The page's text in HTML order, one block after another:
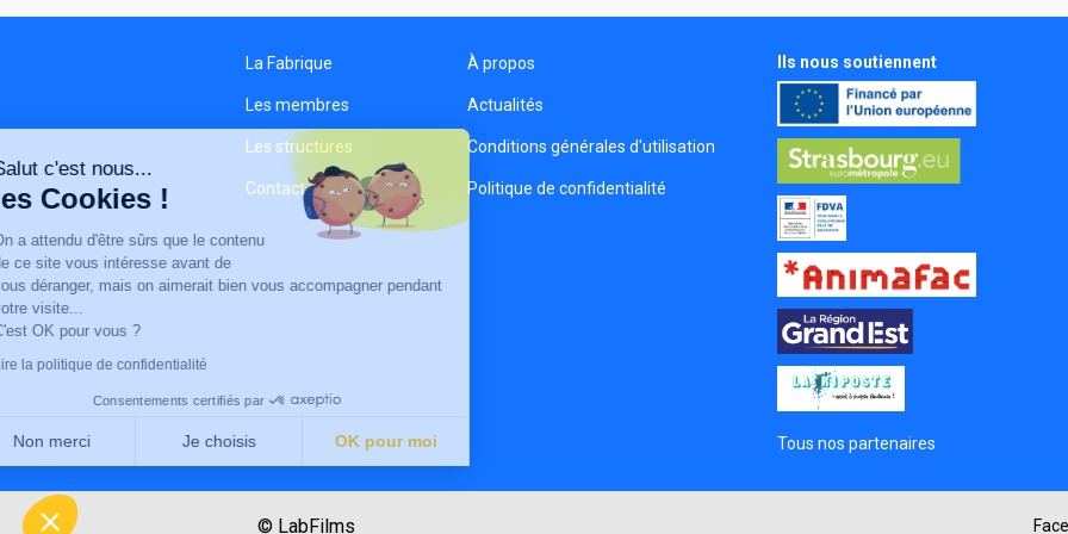
La Fabrique
Les membres
Les structures
Contact
À propos
Actualités
Conditions générales d'utilisation
Politique de confidentialité
Ils nous soutiennent
Tous nos partenaires
© LabFilms
Salut c'est nous...
les Cookies !
On a attendu d'être sûrs que le contenu
de ce site vous intéresse avant de
vous déranger, mais on aimerait bien vous accompagner pendant
votre visite...
C'est OK pour vous ?
Lire la politique de confidentialité
Consentements certifiés par
Non merci Je choisis OK pour moi
Notre plateforme vous permet d'adapter et de gérer vos paramètres de confidentialité, en garantissant la conformité avec